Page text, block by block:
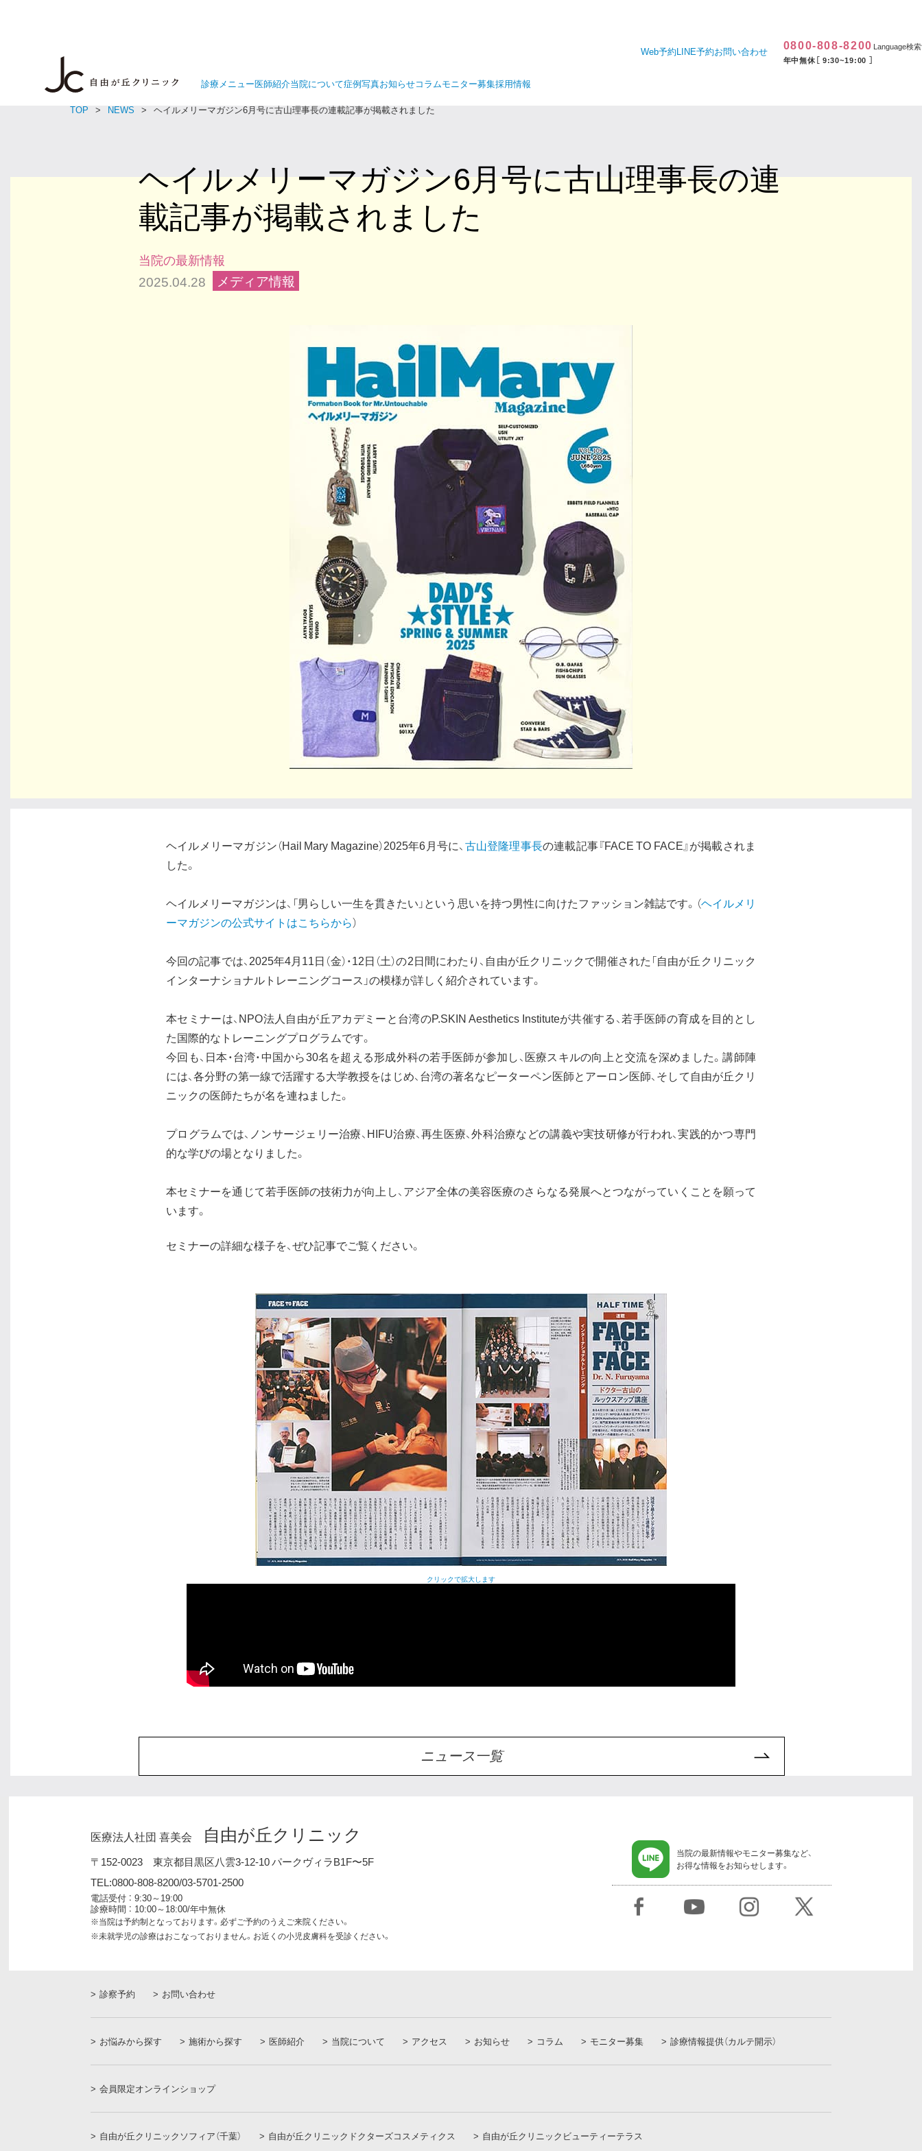
Web予約LINE予約お問い合わせ 0800-808-8200
年中無休［ 9:30~19:00 ］
Language検
診療メニュー医師紹介当院について症例写真お知らせコラムモニター募集採用情報
TOP NEWS ヘイルメリーマガジン6月号に古山理事長の連載記事が掲載されました
ヘイルメリーマガジン6月号に古山理事長の連
載記事が掲載されました
当院の最新情報
2025.04.28 メディア情報
ヘイルメリーマガジン（Hail Mary Magazine）2025年6月号に、古山登隆理事長の連載記事『FACE TO FACE』が掲載されま
した。
ヘイルメリーマガジンは、「男らしい一生を貫きたい」という思いを持つ男性に向けたファッション雑誌です。（ヘイルメリ
ーマガジンの公式サイトはこちらから）
今回の記事では、2025年4月11日（金）・12日（土）の2日間にわたり、自由が丘クリニックで開催された「自由が丘クリニック
インターナショナルトレーニングコース」の模様が詳しく紹介されています。
本セミナーは、NPO法人自由が丘アカデミーと台湾のP.SKIN Aesthetics Instituteが共催する、若手医師の育成を目的とし
た国際的なトレーニングプログラムです。
今回も、日本・台湾・中国から30名を超える形成外科の若手医師が参加し、医療スキルの向上と交流を深めました。講師陣
には、各分野の第一線で活躍する大学教授をはじめ、台湾の著名なピーターペン医師とアーロン医師、そして自由が丘クリ
ニックの医師たちが名を連ねました。
プログラムでは、ノンサージェリー治療、HIFU治療、再生医療、外科治療などの講義や実技研修が行われ、実践的かつ専門
的な学びの場となりました。
本セミナーを通じて若手医師の技術力が向上し、アジア全体の美容医療のさらなる発展へとつながっていくことを願って
います。
セミナーの詳細な様子を、ぜひ記事でご覧ください。
クリックで拡大します
ニュース一覧
医療法人社団 喜美会 自由が丘クリニック
〒152-0023 東京都目黒区八雲3-12-10 パークヴィラB1F〜5F
TEL:0800-808-8200/03-5701-2500
電話受付 ： 9:30～19:00
診療時間 ： 10:00～18:00/年中無休
※当院は予約制となっております。 必ずご予約のうえご来院ください。
※未就学児の診療はおこなっておりません。 お近くの小児皮膚科を受診ください。
当院の最新情報やモニター募集など、
お得な情報をお知らせします。
診察予約 お問い合わせ
お悩みから探す 施術から探す 医師紹介 当院について アクセス お知らせ コラム モニター募集 診療情報提供（カルテ開示）
会員限定オンラインショップ
自由が丘クリニックソフィア（千葉） 自由が丘クリニックドクターズコスメティクス
自由が丘クリニックビューティーテラス